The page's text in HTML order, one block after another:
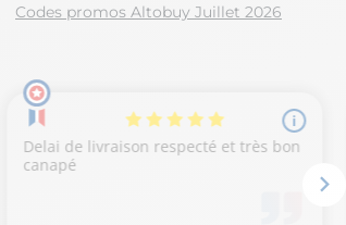
Codes promos Altobuy Juillet 2026